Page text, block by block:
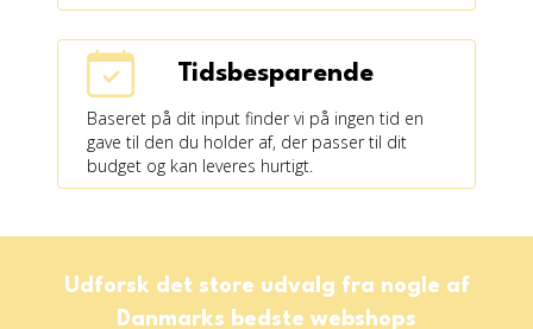
Tidsbesparende
Baseret på dit input finder vi på ingen tid en
gave til den du holder af, der passer til dit
budget og kan leveres hurtigt.
Udforsk det store udvalg fra nogle af
Danmarks bedste webshops